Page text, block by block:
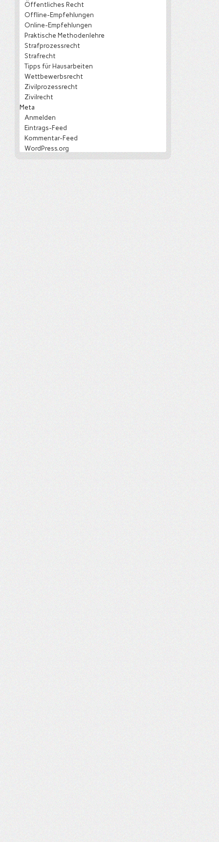
Öffentliches Recht
Offline-Empfehlungen
Online-Empfehlungen
Praktische Methodenlehre
Strafprozessrecht
Strafrecht
Tipps für Hausarbeiten
Wettbewerbsrecht
Zivilprozessrecht
Zivilrecht
Meta
Anmelden
Eintrags-Feed
Kommentar-Feed
WordPress.org